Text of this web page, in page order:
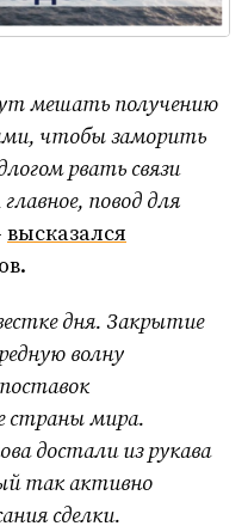
мешать получению
чтобы заморить
рвать связи
повод для
высказался
дня. Закрытие
волну
страны мира.
достали из рукава
так активно
сделки.